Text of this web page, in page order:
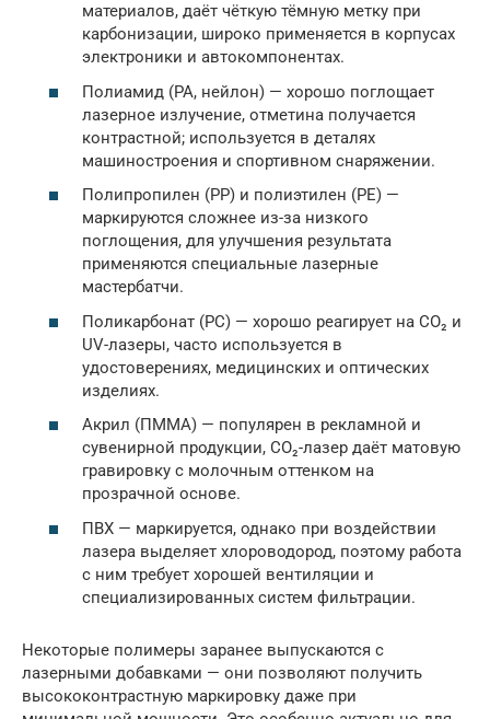
материалов, даёт чёткую тёмную метку при
карбонизации, широко применяется в корпусах
электроники и автокомпонентах.
Полиамид (PA, нейлон) — хорошо поглощает
лазерное излучение, отметина получается
контрастной; используется в деталях
машиностроения и спортивном снаряжении.
Полипропилен (PP) и полиэтилен (PE) —
маркируются сложнее из-за низкого
поглощения, для улучшения результата
применяются специальные лазерные
мастербатчи.
Поликарбонат (PC) — хорошо реагирует на CO₂ и
UV-лазеры, часто используется в
удостоверениях, медицинских и оптических
изделиях.
Акрил (ПММА) — популярен в рекламной и
сувенирной продукции, CO₂-лазер даёт матовую
гравировку с молочным оттенком на
прозрачной основе.
ПВХ — маркируется, однако при воздействии
лазера выделяет хлороводород, поэтому работа
с ним требует хорошей вентиляции и
специализированных систем фильтрации.
Некоторые полимеры заранее выпускаются с
лазерными добавками — они позволяют получить
высококонтрастную маркировку даже при